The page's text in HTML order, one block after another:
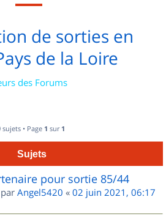
de sorties en
de la Loire
des Forums
sujets • Page 1 sur 1
Sujets
pour sortie 85/44
Angel5420 « 02 juin 2021, 06:17